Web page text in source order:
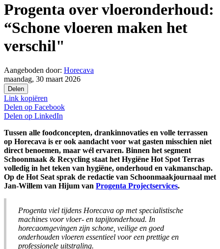
Progenta over vloeronderhoud:
“Schone vloeren maken het
verschil"
Aangeboden door: Horecava
maandag, 30 maart 2026
Delen
Link kopiëren
Delen op Facebook
Delen op LinkedIn
Tussen alle foodconcepten, drankinnovaties en volle terrassen
op Horecava is er ook aandacht voor wat gasten misschien niet
direct benoemen, maar wél ervaren. Binnen het segment
Schoonmaak & Recycling staat het Hygiëne Hot Spot Terras
volledig in het teken van hygiëne, onderhoud en vakmanschap.
Op de Hot Seat sprak de redactie van Schoonmaakjournaal met
Jan-Willem van Hijum van Progenta Projectservices.
Progenta viel tijdens Horecava op met specialistische
machines voor vloer- en tapijtonderhoud. In
horecaomgevingen zijn schone, veilige en goed
onderhouden vloeren essentieel voor een prettige en
professionele uitstraling.